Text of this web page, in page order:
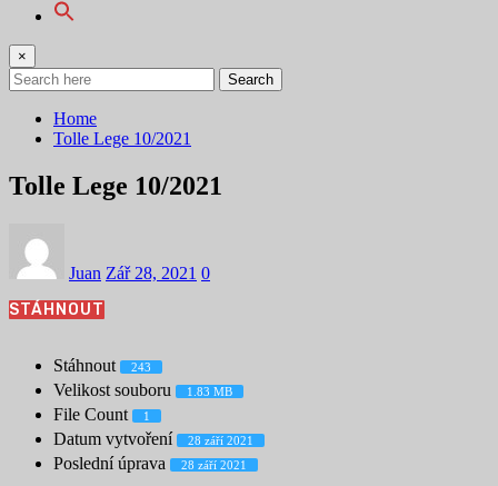
×
Search
Home
Tolle Lege 10/2021
Tolle Lege 10/2021
Juan Zář 28, 2021 0
STÁHNOUT
Stáhnout 243
Velikost souboru 1.83 MB
File Count 1
Datum vytvoření 28 září 2021
Poslední úprava 28 září 2021